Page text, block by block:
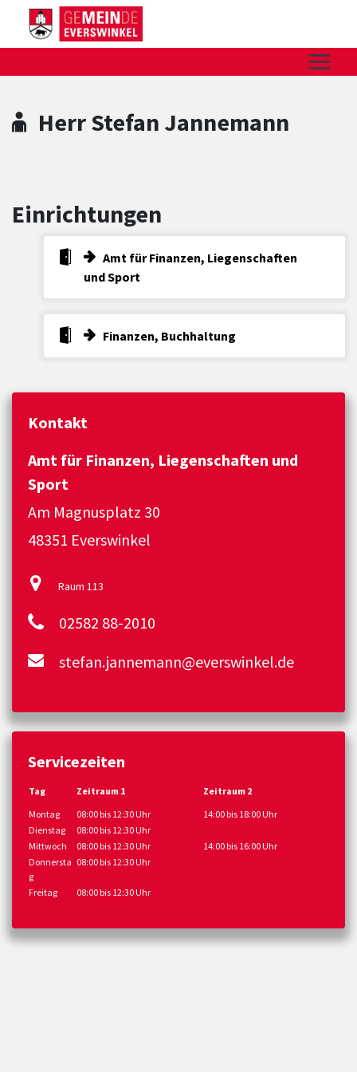
Zum Header
Zum Hauptinhalt
Zum Footer
Zum Hauptinhalt springen
Herr Stefan Jannemann
Einrichtungen
Amt für Finanzen, Liegenschaften
und Sport
Finanzen, Buchhaltung
Kontakt
Amt für Finanzen, Liegenschaften und
Sport
Am Magnusplatz 30
48351 Everswinkel
Raum 113
02582 88-2010
stefan.jannemann@everswinkel.de
Servicezeiten
Tag Zeitraum 1
Zeitraum 2
Montag
08:00 bis 12:30 Uhr
14:00 bis 18:00 Uhr
Dienstag
08:00 bis 12:30 Uhr
Mittwoch
08:00 bis 12:30 Uhr
14:00 bis 16:00 Uhr
Donnersta
g
08:00 bis 12:30 Uhr
Freitag 08:00 bis 12:30 Uhr